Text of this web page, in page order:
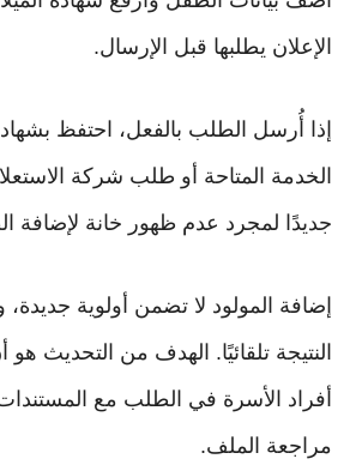
الإعلان يطلبها قبل الإرسال.
إذا أُرسل الطلب بالفعل، احتفظ بشهادة
الخدمة المتاحة أو طلب شركة
جديدًا لمجرد عدم ظهور خانة لإضافة
إضافة المولود لا تضمن أولوية جديدة،
النتيجة تلقائيًا. الهدف من التحديث
أفراد الأسرة في الطلب مع
مراجعة الملف.